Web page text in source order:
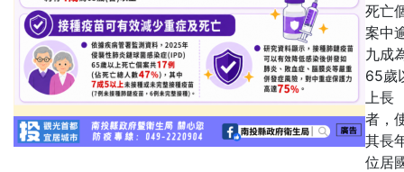
死亡
案中
九成
65歲
上長
者，
其長
位居